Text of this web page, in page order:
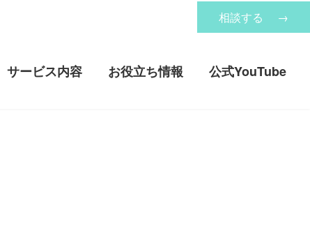
相談する →
サービス内容 お役立ち情報 公式YouTube